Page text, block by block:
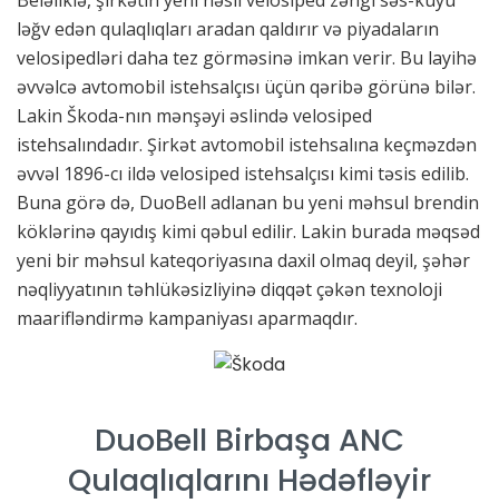
ləğv edən qulaqlıqları aradan qaldırır və piyadaların
velosipedləri daha tez görməsinə imkan verir. Bu layihə
əvvəlcə avtomobil istehsalçısı üçün qəribə görünə bilər.
Lakin Škoda-nın mənşəyi əslində velosiped
istehsalındadır. Şirkət avtomobil istehsalına keçməzdən
əvvəl 1896-cı ildə velosiped istehsalçısı kimi təsis edilib.
Buna görə də, DuoBell adlanan bu yeni məhsul brendin
köklərinə qayıdış kimi qəbul edilir. Lakin burada məqsəd
yeni bir məhsul kateqoriyasına daxil olmaq deyil, şəhər
nəqliyyatının təhlükəsizliyinə diqqət çəkən texnoloji
maarifləndirmə kampaniyası aparmaqdır.
DuoBell Birbaşa ANC
Qulaqlıqlarını Hədəfləyir